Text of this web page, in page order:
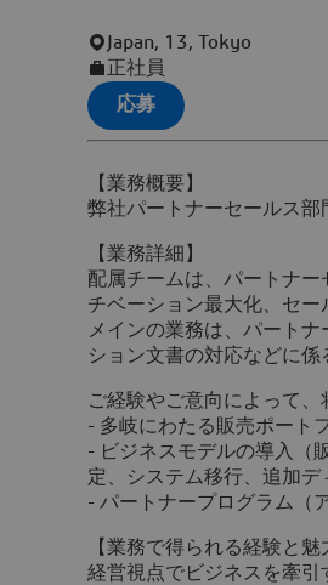
Japan, 13, Tokyo
正社員
応募
【業務概要】
弊社パートナーセールス部
【業務詳細】
配属チームは、パートナ
チベーション最大化、セー
メインの業務は、パート
ション文書の対応などに係
ご経験やご意向によって、
- 多岐にわたる販売ポート
- ビジネスモデルの導入（
定、システム移行、追加デ
- パートナープログラム（
【業務で得られる経験と魅
経営視点でビジネスを牽引